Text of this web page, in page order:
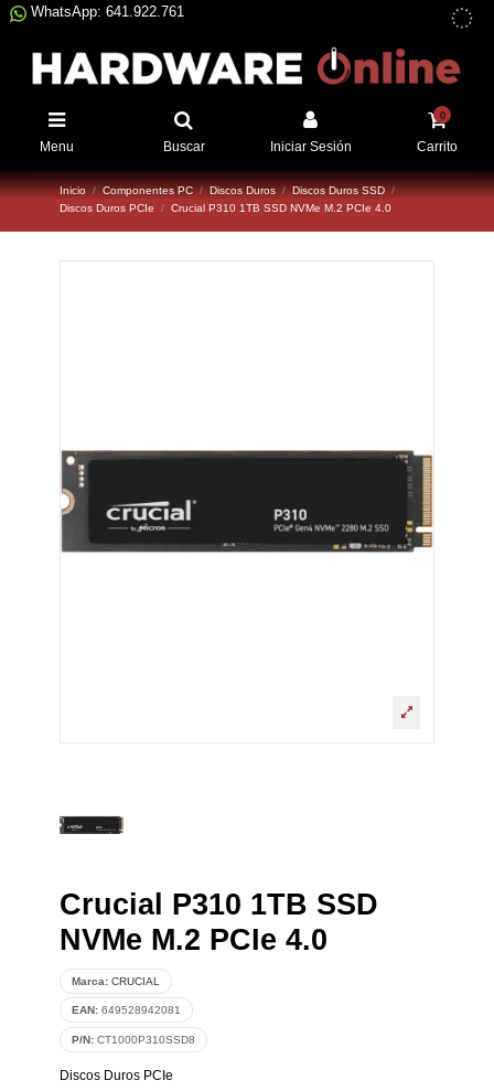
WhatsApp: 641.922.761
Menu Buscar Iniciar Sesión
0
Carrito
Inicio Componentes PC Discos Duros
Discos Duros SSD
Discos Duros PCIe
Crucial P310 1TB SSD NVMe M.2 PCIe 4.0
Crucial P310 1TB SSD
NVMe M.2 PCIe 4.0
Marca: CRUCIAL
EAN: 649528942081
P/N: CT1000P310SSD8
Discos Duros PCIe